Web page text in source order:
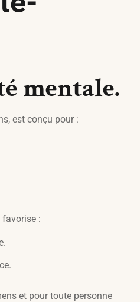
mentale.
est conçu pour :
favorise :
et pour toute personne